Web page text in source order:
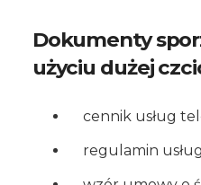
Dokumenty
użyciu dużej
cennik usług
regulamin